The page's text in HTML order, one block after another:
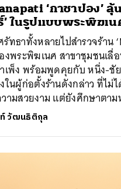
‘กาชาปอง’ ลุ้
ในรูปแบบพระพิฆเน
ธาทั้งหลายไปสำรวจร้าน
งพระพิฆเนศ สาขาชุมชนเลื่
ำเพ็ง พร้อมพูดคุยกับ หนึ่ง-
นผู้ก่อตั้งร้านดังกล่าว ที่ไม่
ามสวยงาม แต่ยังศึกษาตา
วัฒนธิติกุล